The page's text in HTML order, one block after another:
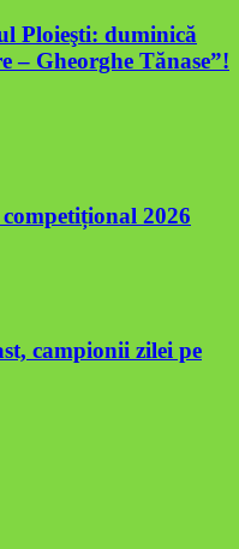
Ploieşti: duminică
– Gheorghe Tănase”!
2026
campionii zilei pe